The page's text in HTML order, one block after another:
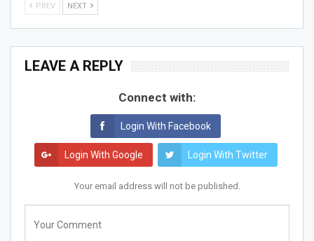
PREV NEXT
LEAVE A REPLY
Connect with:
Login With Facebook
Login With Google Login With Twitter
Your email address will not be published.